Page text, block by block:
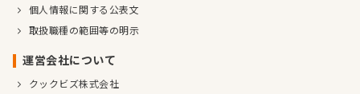
個人情報に関する公表文
取扱職種の範囲等の明示
運営会社について
クックビズ株式会社